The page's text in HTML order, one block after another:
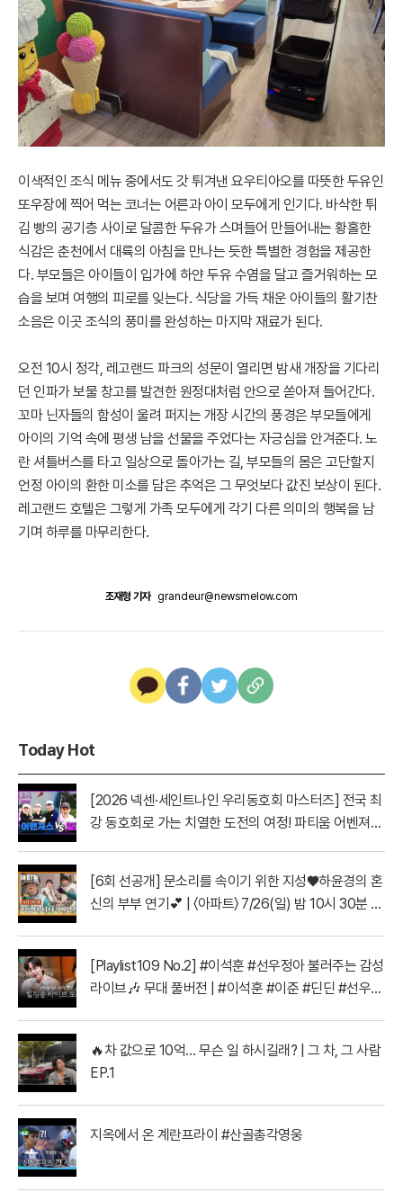
이색적인 조식 메뉴 중에서도 갓 튀겨낸 요우티아오를 따뜻한 두유인
또우장에 찍어 먹는 코너는 어른과 아이 모두에게 인기다. 바삭한 튀
김 빵의 공기층 사이로 달콤한 두유가 스며들어 만들어내는 황홀한
식감은 춘천에서 대륙의 아침을 만나는 듯한 특별한 경험을 제공한
다. 부모들은 아이들이 입가에 하얀 두유 수염을 달고 즐거워하는 모
습을 보며 여행의 피로를 잊는다. 식당을 가득 채운 아이들의 활기찬
소음은 이곳 조식의 풍미를 완성하는 마지막 재료가 된다.
오전 10시 정각, 레고랜드 파크의 성문이 열리면 밤새 개장을 기다리
던 인파가 보물 창고를 발견한 원정대처럼 안으로 쏟아져 들어간다.
꼬마 닌자들의 함성이 울려 퍼지는 개장 시간의 풍경은 부모들에게
아이의 기억 속에 평생 남을 선물을 주었다는 자긍심을 안겨준다. 노
란 셔틀버스를 타고 일상으로 돌아가는 길, 부모들의 몸은 고단할지
언정 아이의 환한 미소를 담은 추억은 그 무엇보다 값진 보상이 된다.
레고랜드 호텔은 그렇게 가족 모두에게 각기 다른 의미의 행복을 남
기며 하루를 마무리한다.
조재형 기자 grandeur@newsmelow.com
Today Hot
[2026 넥센·세인트나인 우리동호회 마스터즈] 전국 최
강 동호회로 가는 치열한 도전의 여정! 파티움 어벤져스
[6회 선공개] 문소리를 속이기 위한 지성♥하윤경의 혼
신의 부부 연기💕 | 〈아파트〉 7/26(일) 밤 10시 30분 방
[Playlist109 No.2] #이석훈 #선우정아 불러주는 감성
라이브🎶 무대 풀버전 | #이석훈 #이준 #딘딘 #선우정
🔥차 값으로 10억… 무슨 일 하시길래? | 그 차, 그 사람
EP.1
지옥에서 온 계란프라이 #산골총각영웅